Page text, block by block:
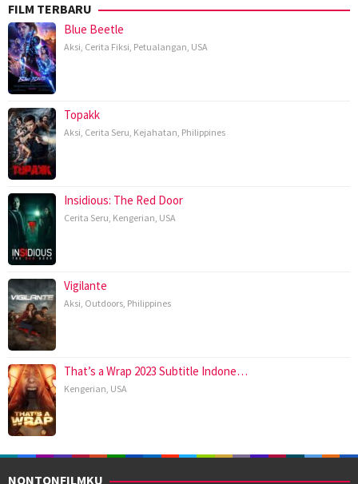
FILM TERBARU
Blue Beetle
Aksi, Cerita Fiksi, Petualangan, USA
Topakk
Aksi, Cerita Seru, Kejahatan, Philippines
Insidious: The Red Door
Cerita Seru, Kengerian, USA
Vigilante
Aksi, Outdoors, Philippines
That’s a Wrap 2023 Subtitle Indone…
Kengerian, USA
NONTONFILMKU